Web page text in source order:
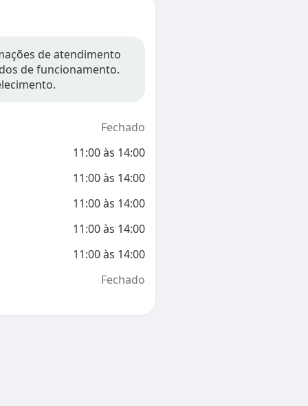
de atendimento
de funcionamento.
Fechado
11:00às 14:00
11:00às 14:00
11:00às 14:00
11:00às 14:00
11:00às 14:00
Fechado